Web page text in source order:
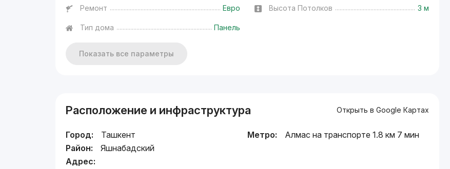
Ремонт Евро Высота Потолков 3 м
Тип дома Панель
Показать все параметры
Расположение и инфраструктура Открыть в Google Картах
Город:
Ташкент
Район:
Яшнабадский
Адрес:
Метро: Алмас на транспорте 1.8 км 7 мин